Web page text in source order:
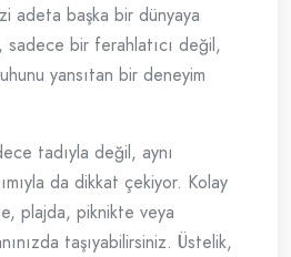
adeta başka bir dünyaya
bir ferahlatıcı değil,
yansıtan bir deneyim
tadıyla değil, aynı
da dikkat çekiyor. Kolay
plajda, piknikte veya
taşıyabilirsiniz. Üstelik,